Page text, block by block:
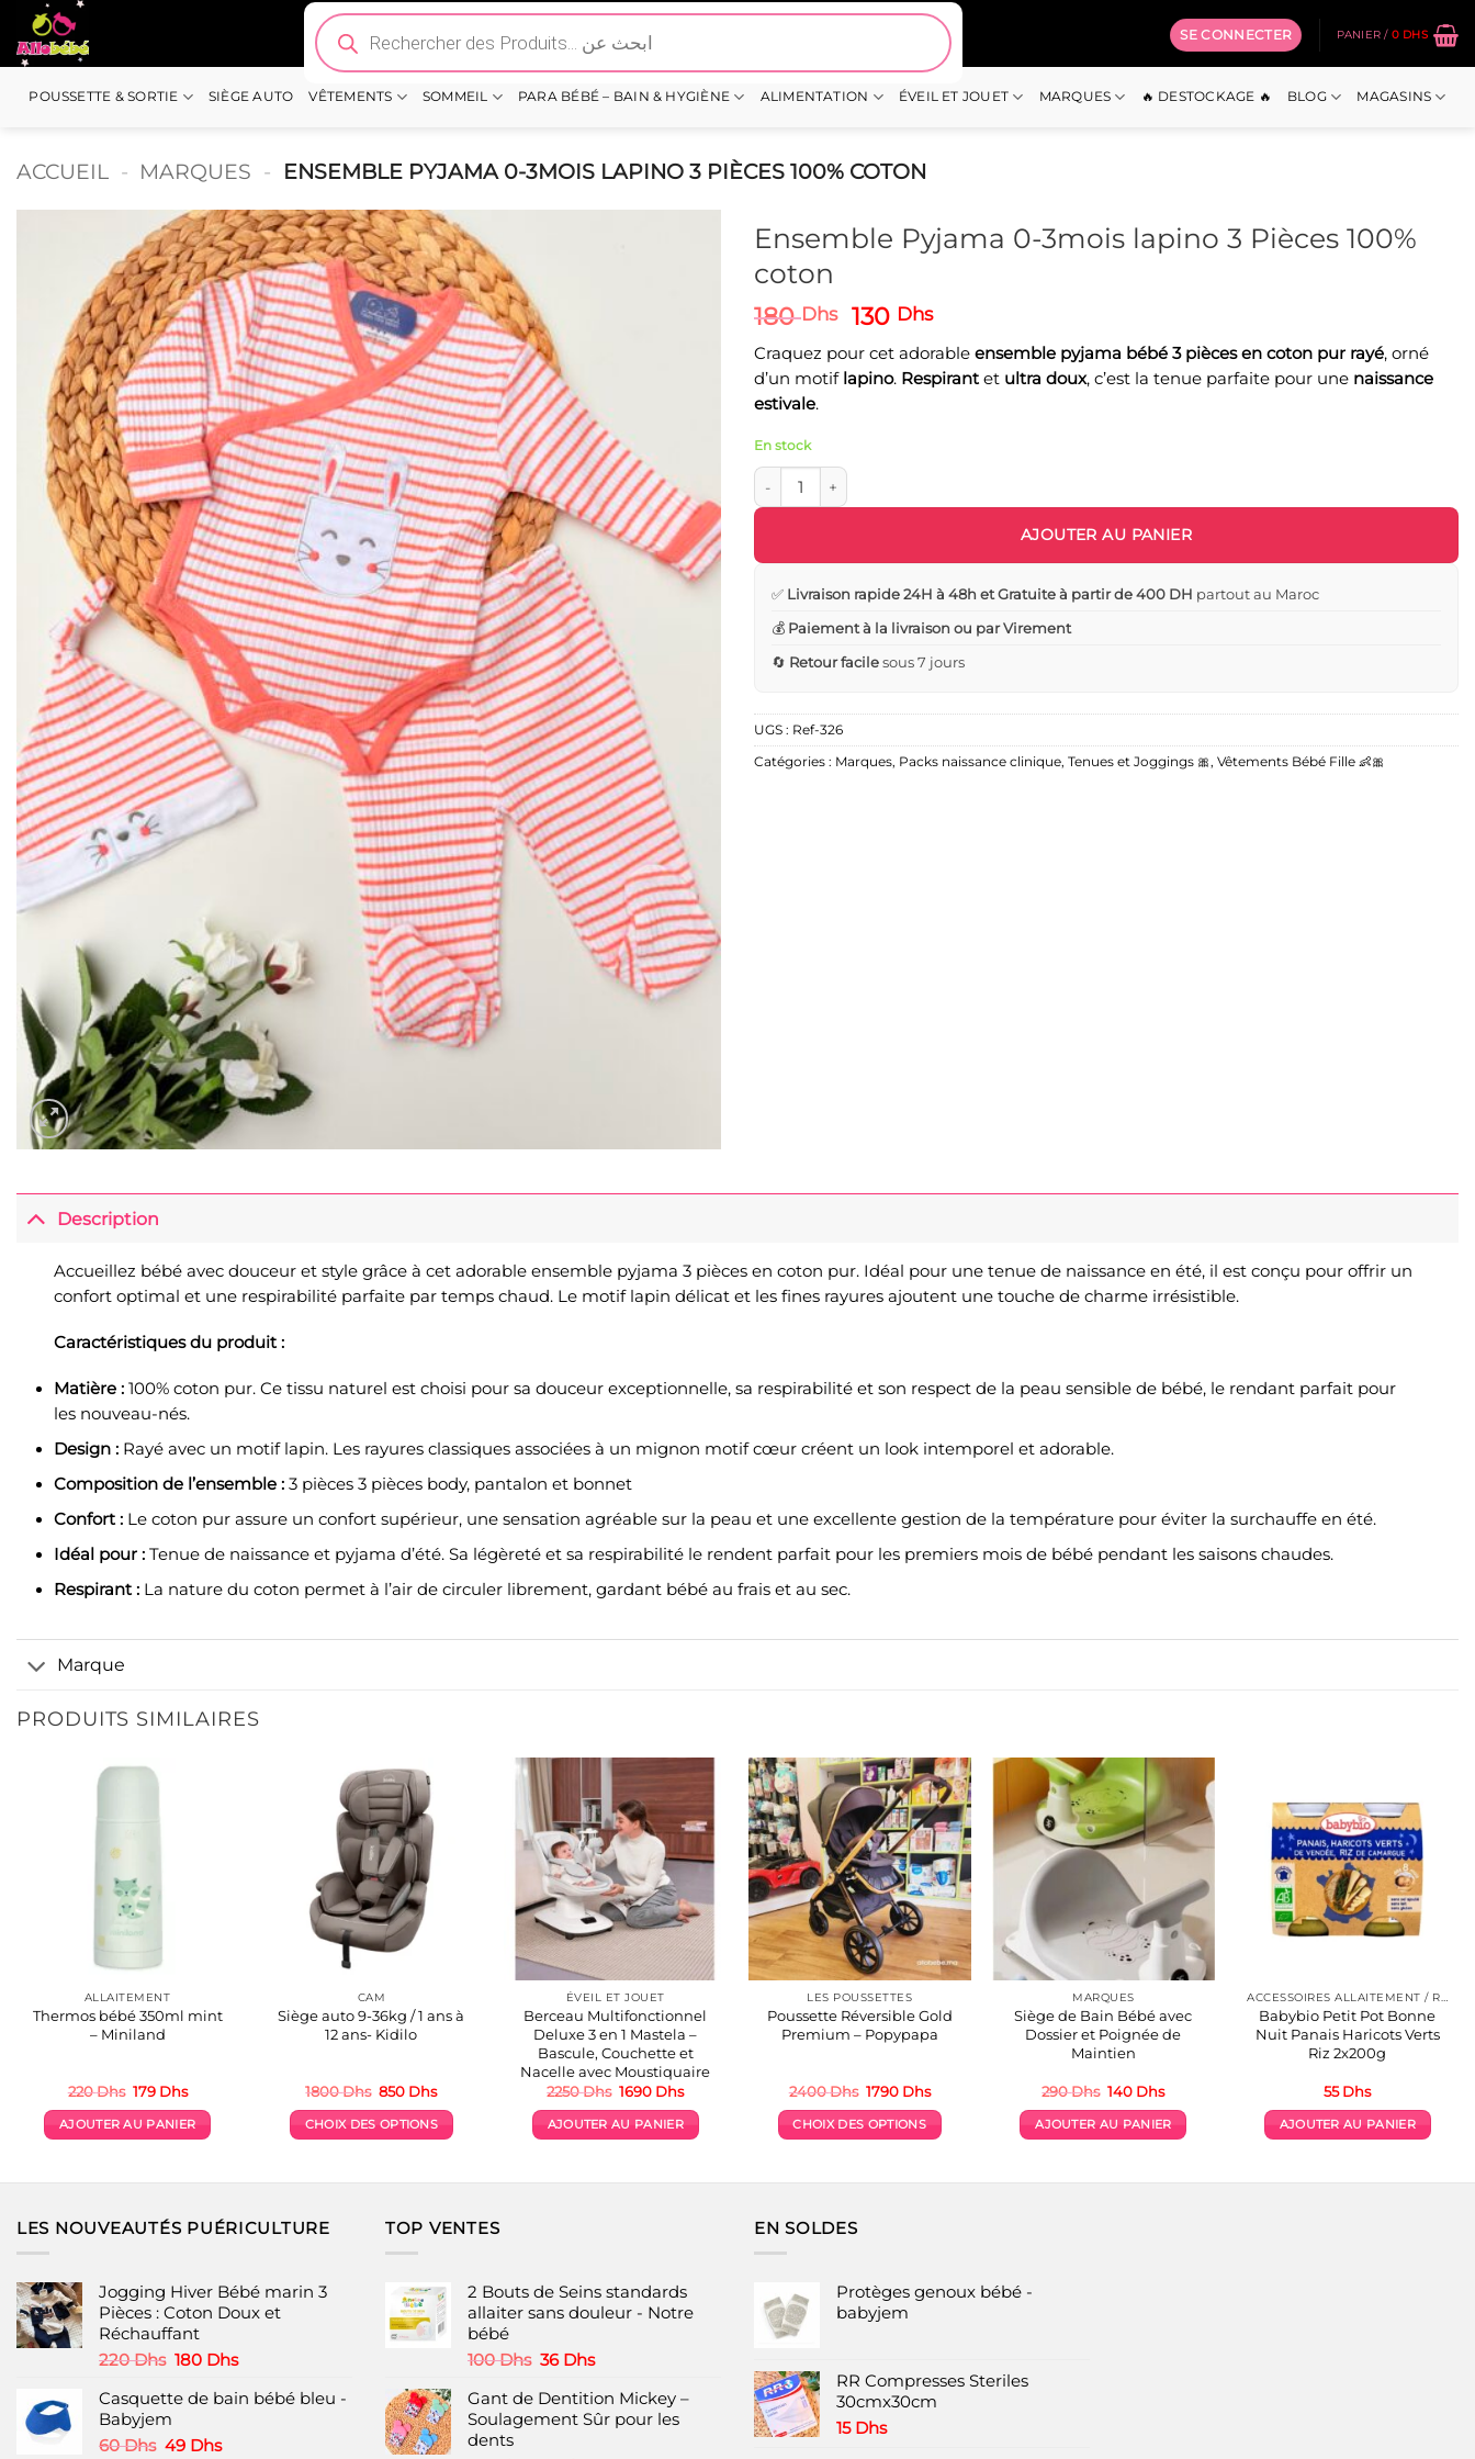
Passer
au
contenu
Recherche
de
produits
SE CONNECTER PANIER / 0 DHS
POUSSETTE & SORTIE SIÈGE AUTO VÊTEMENTS SOMMEIL PARA BÉBÉ – BAIN & HYGIÈNE ALIMENTATION ÉVEIL ET JOUET MARQUES 🔥 DESTOCKAGE 🔥 BLOG MAGASINS
ACCUEIL - MARQUES - ENSEMBLE PYJAMA 0-3MOIS LAPINO 3 PIÈCES 100% COTON
Ensemble Pyjama 0-3mois lapino 3 Pièces 100%
coton
180Dhs
Le
initial
était :
130 DhsLe
prix
actuel
est :
Craquez pour cet adorable ensemble pyjama bébé 3 pièces en coton pur rayé, orné
d’un motif lapino. Respirant et ultra doux, c’est la tenue parfaite pour une naissance
estivale.
En stock
quantité de Ensemble Pyjama 0-3mois lapino 3 Pièces 100% coton
AJOUTER AU PANIER
✅ Livraison rapide 24H à 48h et Gratuite à partir de 400 DH partout au Maroc
💰 Paiement à la livraison ou par Virement
🔄 Retour facilesous 7 jours
UGS : Ref-326
Catégories : Marques, Packs naissance clinique, Tenues et Joggings 🎀, Vêtements Bébé Fille 👶🎀
Description
Accueillez bébé avec douceur et style grâce à cet adorable ensemble pyjama 3 pièces en coton pur. Idéal pour une tenue de naissance en été, il est conçu pour offrir un
confort optimal et une respirabilité parfaite par temps chaud. Le motif lapin délicat et les fines rayures ajoutent une touche de charme irrésistible.
Caractéristiques du produit :
Matière :100% coton pur. Ce tissu naturel est choisi pour sa douceur exceptionnelle, sa respirabilité et son respect de la peau sensible de bébé, le rendant parfait pour
les nouveau-nés.
Design :Rayé avec un motif lapin. Les rayures classiques associées à un mignon motif cœur créent un look intemporel et adorable.
Composition de l’ensemble :3 pièces 3 pièces body, pantalon et bonnet
Confort :Le coton pur assure un confort supérieur, une sensation agréable sur la peau et une excellente gestion de la température pour éviter la surchauffe en été.
Idéal pour :Tenue de naissance et pyjama d’été. Sa légèreté et sa respirabilité le rendent parfait pour les premiers mois de bébé pendant les saisons chaudes.
Respirant :La nature du coton permet à l’air de circuler librement, gardant bébé au frais et au sec.
Marque
PRODUITS SIMILAIRES
ALLAITEMENT
Thermos bébé 350ml mint
– Miniland
220Dhs Le
initial
était :
179 DhsLe
actuel
est :
AJOUTER AU PANIER
CAM
Siège auto 9-36kg / 1 ans à
12 ans- Kidilo
1800Dhs Le
initial
était :
850 DhsLe
actuel
est :
CHOIX DES OPTIONS
plusieurs
options
peuvent
être
page
du
ÉVEIL ET JOUET
Berceau Multifonctionnel
Deluxe 3 en 1 Mastela –
Bascule, Couchette et
Nacelle avec Moustiquaire
2250Dhs Le
initial
était :
1690 DhsLe
actuel
est :
AJOUTER AU PANIER
LES POUSSETTES
Poussette Réversible Gold
Premium – Popypapa
2400Dhs Le
initial
était :
1790 DhsLe
actuel
est :
CHOIX DES OPTIONS
options
peuvent
sur
la
page
MARQUES
Siège de Bain Bébé avec
Dossier et Poignée de
Maintien
290Dhs Le
initial
était :
140 DhsLe
actuel
est :
AJOUTER AU PANIER
Babybio Petit Pot Bonne
Nuit Panais Haricots Verts
Riz 2x200g
55Dhs
AJOUTER AU PANIER
LES NOUVEAUTÉS PUÉRICULTURE
Jogging Hiver Bébé marin 3
Pièces : Coton Doux et
Réchauffant
220Dhs Le
initial
220 Dhs.
180 DhsLe
actuel
Casquette de bain bébé bleu -
Babyjem
60Dhs Le
49 DhsLe
TOP VENTES
2 Bouts de Seins standards
allaiter sans douleur - Notre
bébé
100Dhs Le
initial
était :
36 DhsLe
actuel
est :
Gant de Dentition Mickey –
Soulagement Sûr pour les
dents
EN SOLDES
Protèges genoux bébé -
babyjem
RR Compresses Steriles
30cmx30cm
15 Dhs